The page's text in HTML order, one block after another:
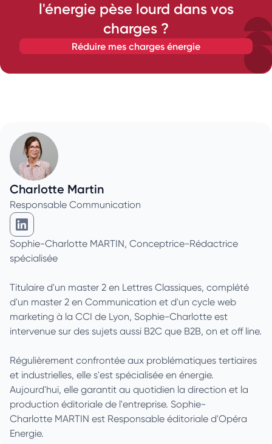
l'énergie pèse lourd dans vos
charges ?
réduire mes charges énergie
Charlotte Martin
Responsable Communication
Charlotte Martin sur Linkedin
Sophie-Charlotte MARTIN, Conceptrice-Rédactrice
spécialisée
Titulaire d'un master 2 en Lettres Classiques, complété
d'un master 2 en Communication et d'un cycle web
marketing à la CCI de Lyon, Sophie-Charlotte est
intervenue sur des sujets aussi B2C que B2B, on et off line.
Régulièrement confrontée aux problématiques tertiaires
et industrielles, elle s'est spécialisée en énergie.
Aujourd'hui, elle garantit au quotidien la direction et la
production éditoriale de l'entreprise. Sophie-
Charlotte MARTIN est Responsable éditoriale d'Opéra
Energie.